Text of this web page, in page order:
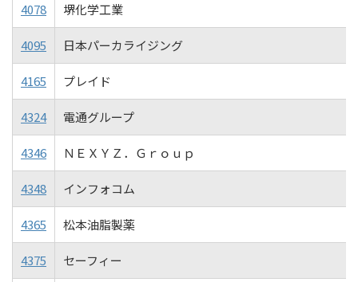
4078 堺化学工業
4095 日本パーカライジング
4165 プレイド
4324 電通グループ
4346 ＮＥＸＹＺ．Ｇｒｏｕｐ
4348 インフォコム
4365 松本油脂製薬
4375 セーフィー